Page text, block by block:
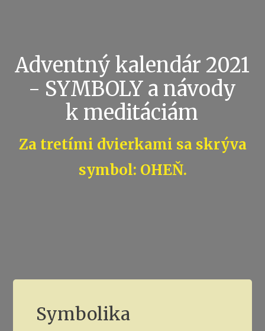
Adventný kalendár 2021
- SYMBOLY a návody
k meditáciám
Za tretími dvierkami sa skrýva
symbol: OHEŇ.
Symbolika